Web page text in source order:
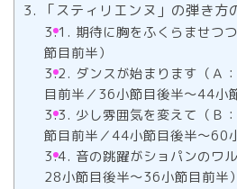
「スティリエンヌ」の弾き方
期待に胸をふくらませつ
節目前半）
ダンスが始まります（Ａ
目前半／36小節目後半～44小
少し雰囲気を変えて（Ｂ
節目前半／44小節目後半～60
音の跳躍がショパンのワ
28小節目後半～36小節目前半）